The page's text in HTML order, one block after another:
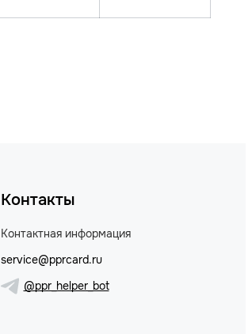
Контакты
Контактная информация
service@pprcard.ru
@ppr_helper_bot